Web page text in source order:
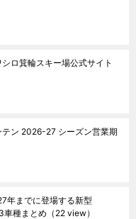
ロ箕輪スキー場公式サイト
ン 2026-27 シーズン営業期
年までに登場する新型
車種まとめ （22 view）